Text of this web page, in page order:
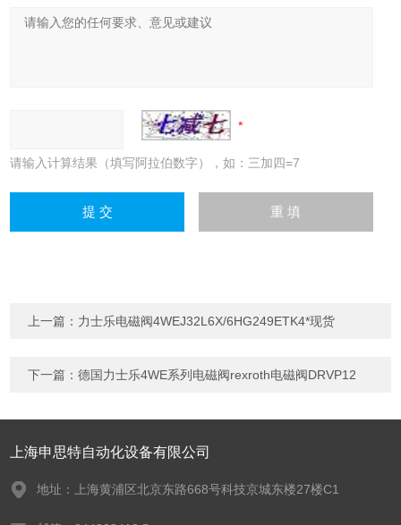
请输入计算结果（填写阿拉伯数字），如：三加四=7
上一篇： 力士乐电磁阀4WEJ32L6X/6HG249ETK4*现货
下一篇：德国力士乐4WE系列电磁阀rexroth电磁阀DRVP12
上海申思特自动化设备有限公司
地址：上海黄浦区北京东路668号科技京城东楼27楼C1